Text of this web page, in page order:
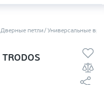
Дверные петли Универсальные